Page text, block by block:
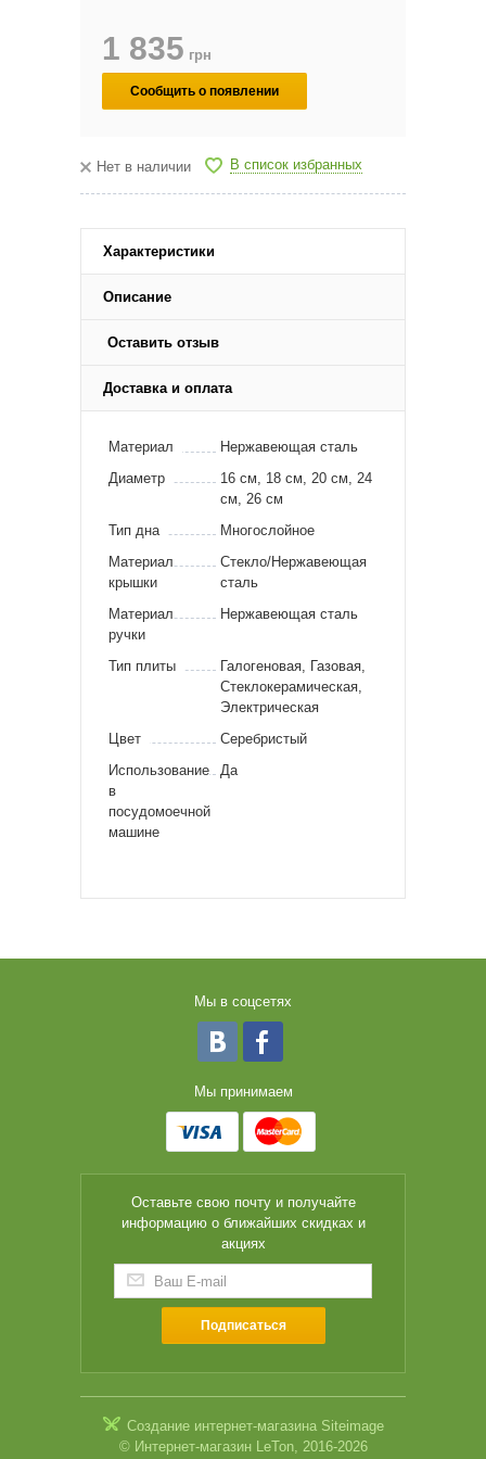
1 835 грн
Сообщить о появлении
Нет в наличии В список избранных
Характеристики
Описание
Оставить отзыв
Доставка и оплата
Материал
Нержавеющая сталь
Диаметр
16 см, 18 см, 20 см, 24
см, 26 см
Тип дна
Многослойное
Материал
крышки
Стекло/Нержавеющая
сталь
Материал
ручки
Нержавеющая сталь
Тип плиты
Галогеновая, Газовая,
Стеклокерамическая,
Электрическая
Цвет
Серебристый
Использование
в
посудомоечной
машине
Да
Мы в соцсетях
Мы принимаем
Оставьте свою почту и получайте
информацию о ближайших скидках и
акциях
Подписаться
Создание интернет-магазинаSiteimage
© Интернет-магазин LeTon, 2016-2026